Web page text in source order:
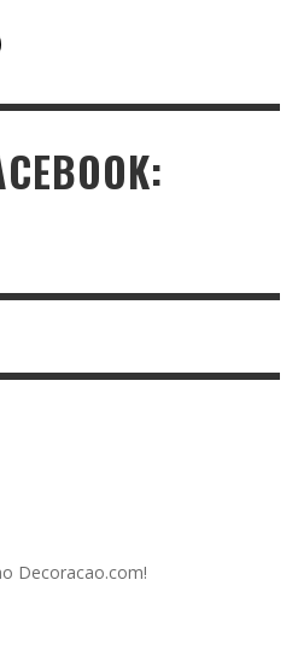
Decoracao.com!